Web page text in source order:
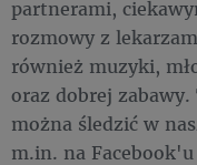
partnerami,
rozmowy z
również muzyki,
oraz dobrej
można śledzić w
m.in. na